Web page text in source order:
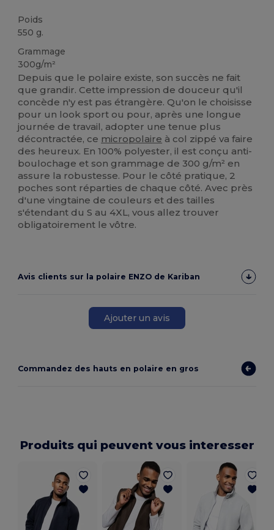
Poids
550 g.
Grammage
300g/m²
Depuis que le polaire existe, son succès ne fait
que grandir. Cette impression de douceur qu'il
concède n'y est pas étrangère. Qu'on le choisisse
pour un look sport ou pour, après une longue
journée de travail, adopter une tenue plus
décontractée, ce micropolaire à col zippé va faire
des heureux. En 100% polyester, il est conçu anti-
boulochage et son grammage de 300 g/m² en
assure la robustesse. Pour le côté pratique, 2
poches sont réparties de chaque côté. Avec près
d'une vingtaine de couleurs et des tailles
s'étendant du S au 4XL, vous allez trouver
obligatoirement le vôtre.
Avis clients sur la polaire ENZO de Kariban
Ajouter un avis
Commandez des hauts en polaire en gros
Produits qui peuvent vous interesser